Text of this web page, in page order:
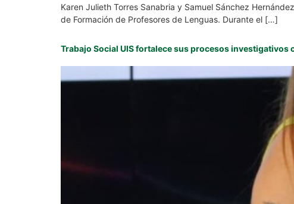
Karen Julieth Torres Sanabria y Samuel Sánchez
de Formación de Profesores de Lenguas. Durante el […]
Trabajo Social UIS fortalece sus procesos investigativos